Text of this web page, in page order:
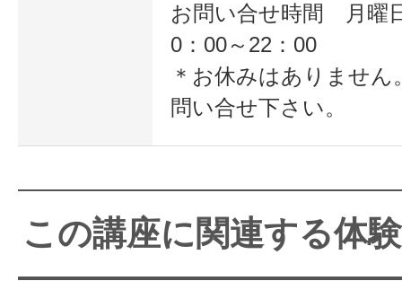
お問い合せ時間 月曜
0：00～22：00
＊お休みはありません
問い合せ下さい。
この講座に関連する体